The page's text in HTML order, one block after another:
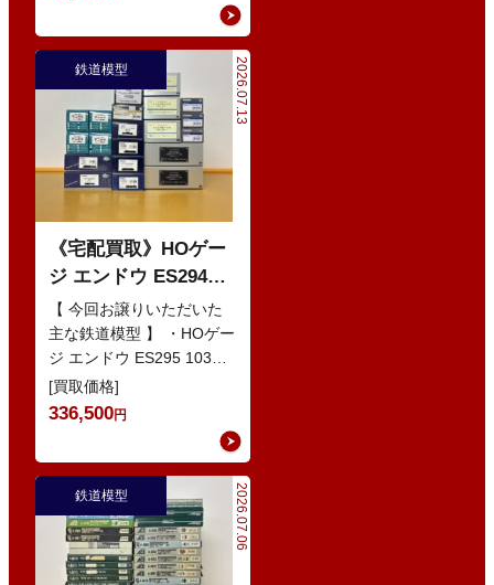
2026.07.13
鉄道模型
《宅配買取》HOゲー
ジ エンドウ ES294
103系1200番代 東西線
色 基本5輌 Nセット
などの鉄道模型
【 今回お譲りいただいた
主な鉄道模型 】 ・HOゲー
ジ エンドウ ES295 103系
1200番代 東西線色 中間5
輌 Oセット …
[買取価格]
336,500円
2026.07.06
鉄道模型